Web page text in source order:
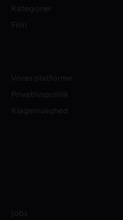
Kategorier
Film
Vores platforme
Privatlivspolitik
Klagemulighed
Jobs